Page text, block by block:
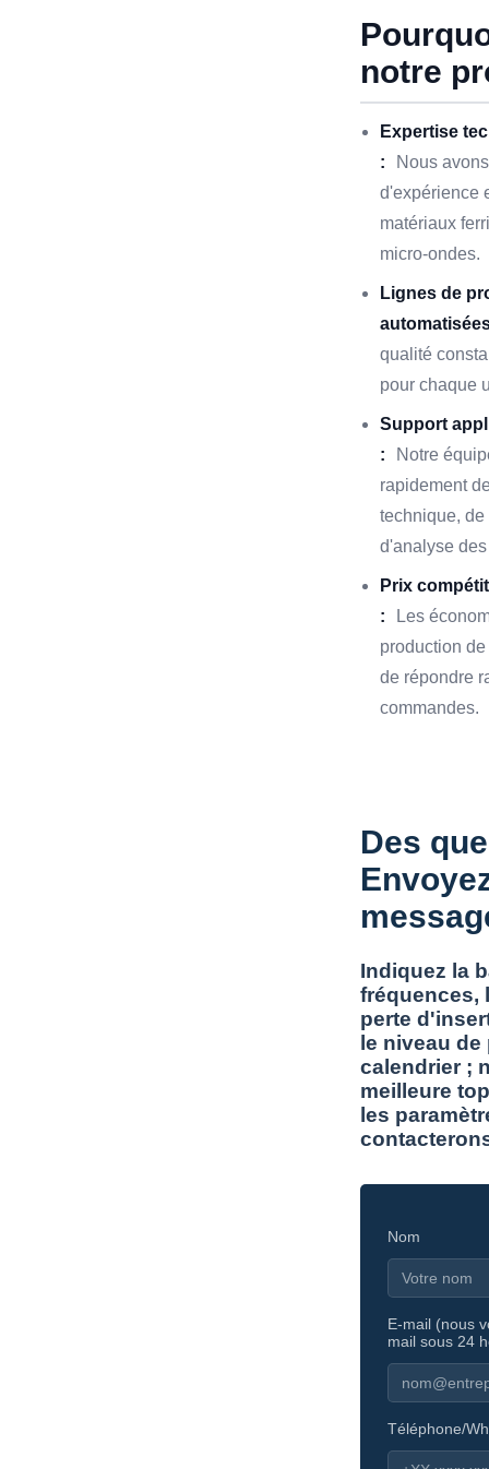
notre
Expertise
:
Nous
d'expérience
matériaux
micro-ondes.
Lignes de
qualité
pour chaque
Support
:
Notre
rapidement
technique,
d'analyse
Prix
:
Les
production
de répondre
commandes.
Des
Indiquez la
fréquences,
perte
le niveau
calendrier ;
meilleure
les
Nom
E-mail (nous
mail sous 24
Téléphone/